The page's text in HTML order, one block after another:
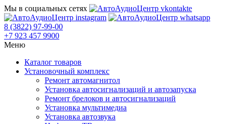
Мы в социальных сетях
8 (3822) 97-99-00
+7 923 457 9900
Меню
Каталог товаров
Установочный комплекс
Ремонт автомагнитол
Установка автосигнализаций и автозапуска
Ремонт брелоков и автосигнализаций
Установка мультимедиа
Установка автозвука